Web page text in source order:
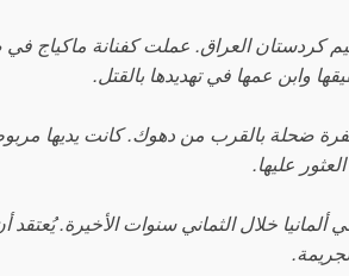
كردستان العراق. عملت كفنانة ماكياج
وابن عمها في تهديدها بالقتل.
الخاملة في حفرة ضحلة بالقرب من دهوك. كانت
عليها.
خلال الثماني سنوات الأخيرة. يُعتقد